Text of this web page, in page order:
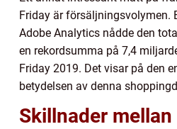
Friday är försäljningsvolymen.
Adobe Analytics nådde den
en rekordsumma på 7,4
Friday 2019. Det visar på den
betydelsen av denna
Skillnader